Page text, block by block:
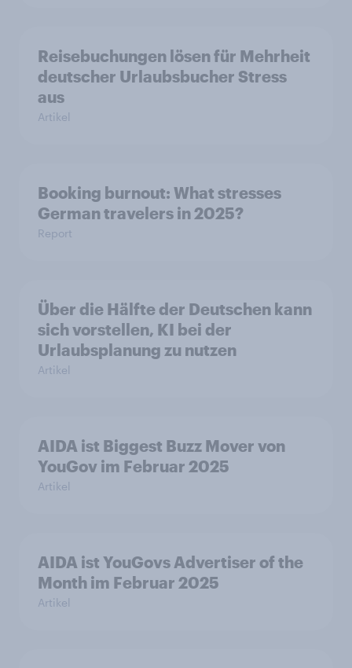
Reisebuchungen lösen für Mehrheit
deutscher Urlaubsbucher Stress
aus
Artikel
Booking burnout: What stresses
German travelers in 2025?
Report
Über die Hälfte der Deutschen kann
sich vorstellen, KI bei der
Urlaubsplanung zu nutzen
Artikel
AIDA ist Biggest Buzz Mover von
YouGov im Februar 2025
Artikel
AIDA ist YouGovs Advertiser of the
Month im Februar 2025
Artikel